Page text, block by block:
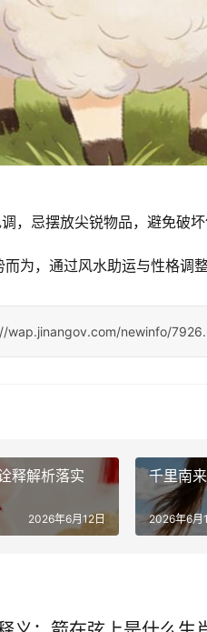
，忌摆放尖锐物品，避免破坏
为，通过风水助运与性格调
wap.jinangov.com/newinfo/
释解析落实
2026年6月12日
千里南
2026年6月